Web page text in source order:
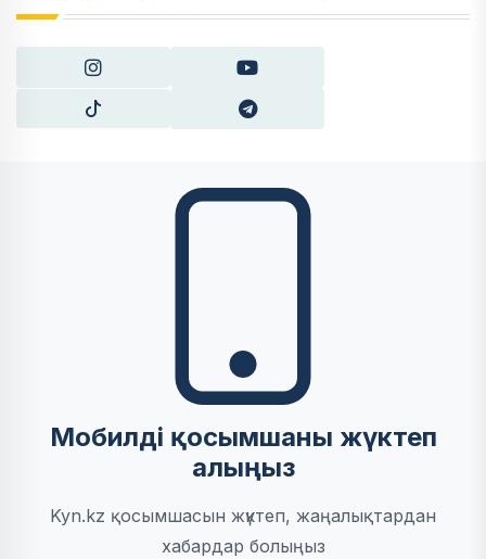
Мобилді қосымшаны жүктеп
алыңыз
Kyn.kz қосымшасын жүктеп, жаңалықтардан
хабардар болыңыз